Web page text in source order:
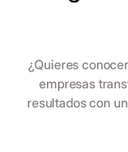
¿Quieres
empresas
resultados con